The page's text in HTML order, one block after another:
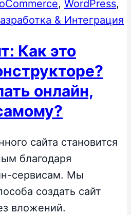
, WordPress,
& Интеграция
Как это
онлайн,
сайта становится
благодаря
сервисам. Мы
создать сайт
вложений.